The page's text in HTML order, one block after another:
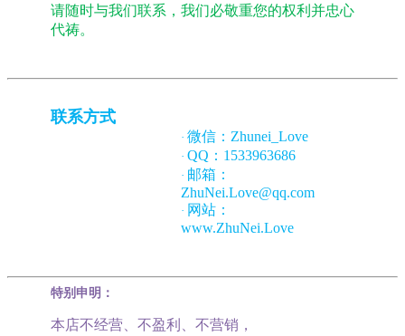
请随时与我们联系，我们必敬重您的权利并忠心
代祷。
联系方式
· 微信：Zhunei_Love
· QQ：1533963686
· 邮箱：
ZhuNei.Love@qq.com
· 网站：
www.ZhuNei.Love
特别申明：
本店不经营、不盈利、不营销，